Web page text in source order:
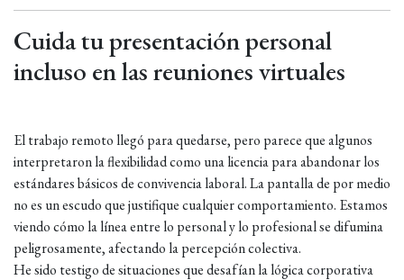
Cuida tu presentación personal
incluso en las reuniones virtuales
El trabajo remoto llegó para quedarse, pero parece que algunos
interpretaron la flexibilidad como una licencia para abandonar los
estándares básicos de convivencia laboral. La pantalla de por medio
no es un escudo que justifique cualquier comportamiento. Estamos
viendo cómo la línea entre lo personal y lo profesional se difumina
peligrosamente, afectando la percepción colectiva.
He sido testigo de situaciones que desafían la lógica corporativa